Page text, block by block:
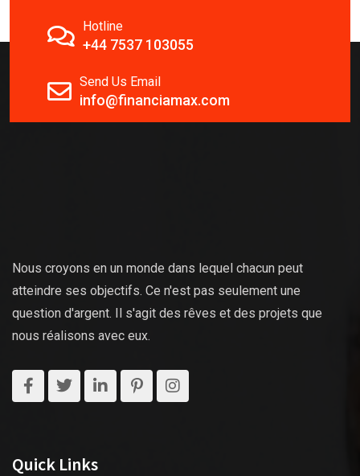
Hotline
+44 7537 103055
Send Us Email
info@financiamax.com
Nous croyons en un monde dans lequel chacun peut
atteindre ses objectifs. Ce n'est pas seulement une
question d'argent. Il s'agit des rêves et des projets que
nous réalisons avec eux.
Quick Links